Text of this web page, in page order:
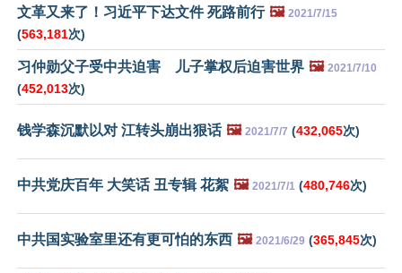
文革又来了！习近平下达文件 死路前行 🖼️ 2021/7/15
(563,181次)
习仲勋父子受中共迫害 儿子掌权后迫害世界 🖼️ 2021/7/10
(452,013次)
钱学森沉默以对 江转头崩出狠话 🖼️ 2021/7/7 (432,065次)
中共党庆百年 大笑话 丑专辑 花絮 🖼️ 2021/7/1 (480,746次)
中共国实验室里还有更可怕的东西 🖼️ 2021/6/29 (365,845次)